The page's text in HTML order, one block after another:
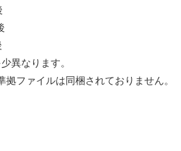
異なります。
ファイルは同梱されておりません。